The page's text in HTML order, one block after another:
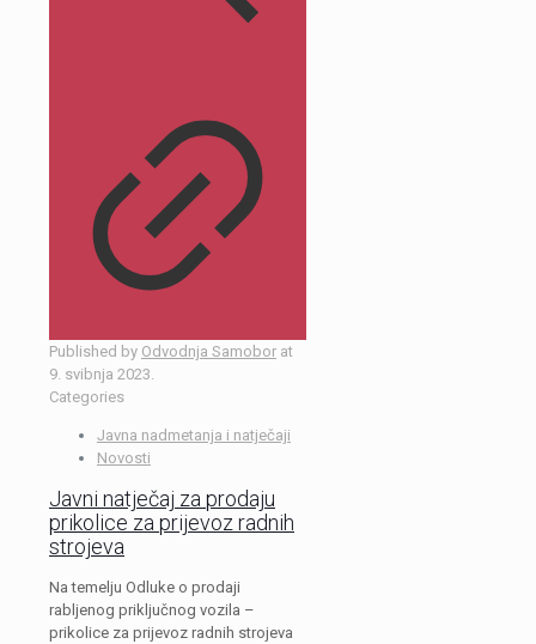
Published by Odvodnja Samobor at
9. svibnja 2023.
Categories
Javna nadmetanja i natječaji
Novosti
Javni natječaj za prodaju
prikolice za prijevoz radnih
strojeva
Na temelju Odluke o prodaji
rabljenog priključnog vozila –
prikolice za prijevoz radnih strojeva